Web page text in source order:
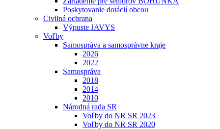
Poskytovanie dotácií obcou
Civilná ochrana
Výpuste JAVYS
Voľby
Samospráva a samosprávne kraje
2026
2022
Samospráva
2018
2014
2010
Národná rada SR
Voľby do NR SR 2023
Voľby do NR SR 2020